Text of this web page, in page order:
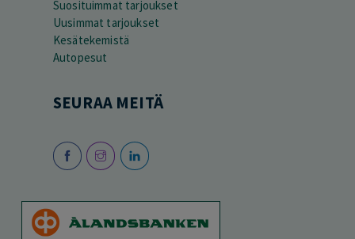
Suosituimmat tarjoukset
Uusimmat tarjoukset
Kesätekemistä
Autopesut
SEURAA MEITÄ